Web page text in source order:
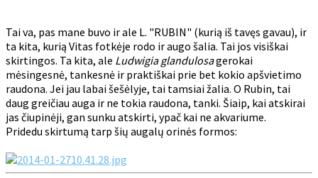
Tai va, pas mane buvo ir ale L. "RUBIN" (kurią iš tavęs gavau), ir
ta kita, kurią Vitas fotkėje rodo ir augo šalia. Tai jos visiškai
skirtingos. Ta kita, ale Ludwigia glandulosagerokai
mėsingesnė, tankesnė ir praktiškai prie bet kokio apšvietimo
raudona. Jei jau labai šešėlyje, tai tamsiai žalia. O Rubin, tai
daug greičiau auga ir ne tokia raudona, tanki. Šiaip, kai atskirai
jas čiupinėji, gan sunku atskirti, ypač kai ne akvariume.
Pridedu skirtumą tarp šių augalų orinės formos: